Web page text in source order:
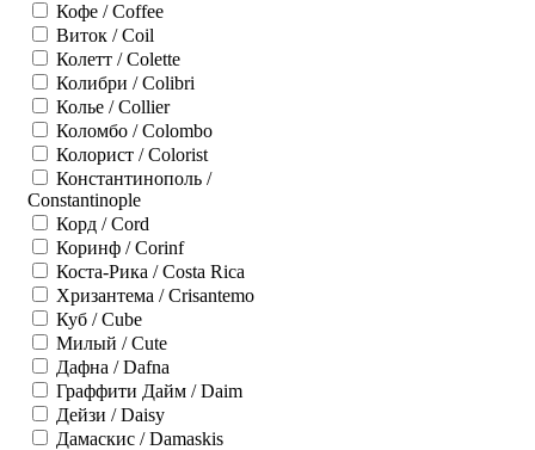
Кофе / Coffee
Виток / Coil
Колетт / Colette
Колибри / Colibri
Колье / Collier
Коломбо / Colombo
Колорист / Colorist
Константинополь /
Constantinople
Корд / Cord
Коринф / Corinf
Коста-Рика / Costa Rica
Хризантема / Crisantemo
Куб / Cube
Милый / Cute
Дафна / Dafna
Граффити Дайм / Daim
Дейзи / Daisy
Дамаскис / Damaskis